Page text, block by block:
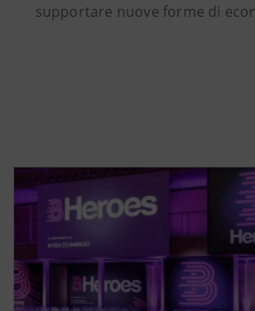
supportare nuove forme di